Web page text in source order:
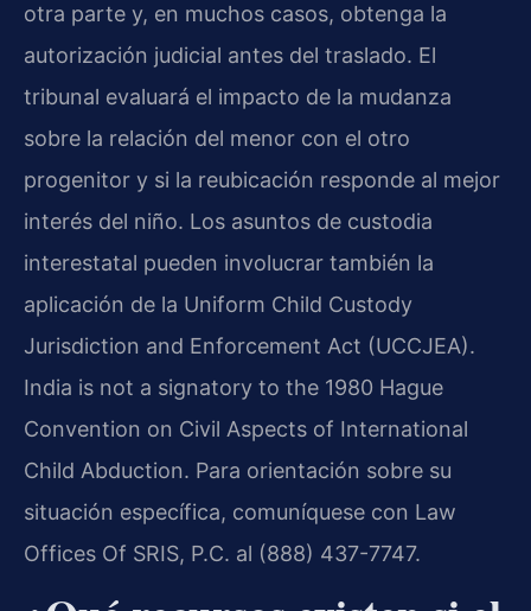
otra parte y, en muchos casos, obtenga la
autorización judicial antes del traslado. El
tribunal evaluará el impacto de la mudanza
sobre la relación del menor con el otro
progenitor y si la reubicación responde al mejor
interés del niño. Los asuntos de custodia
interestatal pueden involucrar también la
aplicación de la Uniform Child Custody
Jurisdiction and Enforcement Act (UCCJEA).
India is not a signatory to the 1980 Hague
Convention on Civil Aspects of International
Child Abduction. Para orientación sobre su
situación específica, comuníquese con Law
Offices Of SRIS, P.C. al (888) 437-7747.